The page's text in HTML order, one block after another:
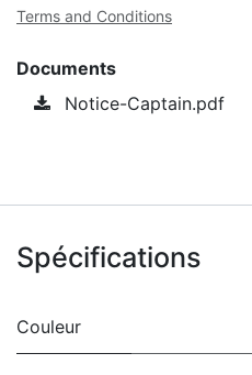
Terms and Conditions
Documents
Notice-Captain.pdf
Spécifications
Couleur